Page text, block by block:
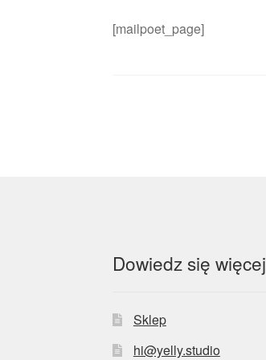
[mailpoet_page]
Dowiedz się
Sklep
hi@yelly.studio